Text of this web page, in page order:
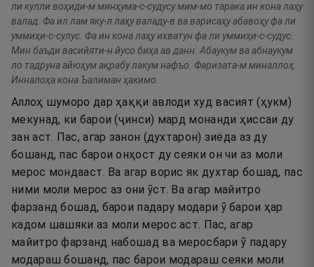
ли кулли воҳиди-м минҳума-с-судусу мим-мо тарака ин кона лаҳу
валад. Фа ил лам яку-л лаҳу валаду-в ва варисаҳу абавоҳу фа ли
уммиҳи-с-сулус. Фа ин кона лаҳу ихватун фа ли уммиҳи-с-судус.
Мин баъди васийяти-н йусо биҳа ав данн. Абаукум ва абнаукум
ло тадруна айюҳум ақрабу лакум нафъо. Фаризата-м миналлоҳ.
Инналоҳа кона Ъалиман ҳакимо.
Аллоҳ шуморо дар ҳаққи авлоди худ васият (ҳукм)
мекунад, ки барои (ҷинси) мард монанди ҳиссаи ду
зан аст. Пас, агар занон (духтарон) зиёда аз ду
бошанд, пас барои онҳост ду сеяки он чи аз моли
мерос мондааст. Ва агар ворис як духтар бошад, пас
ними моли мерос аз они ӯст. Ва агар майитро
фарзанд бошад, барои падару модари ӯ барои ҳар
кадом шашяки аз моли мерос аст. Пас, агар
майитро фарзанд набошад ва меросбари ӯ падару
модараш бошанд, пас барои модараш сеяки моли